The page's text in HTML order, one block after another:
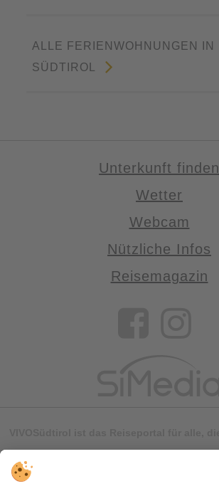
ALLE FERIENWOHNUNGEN IN
SÜDTIROL
Unterkunft finden
Wetter
Webcam
Nützliche Infos
Reisemagazin